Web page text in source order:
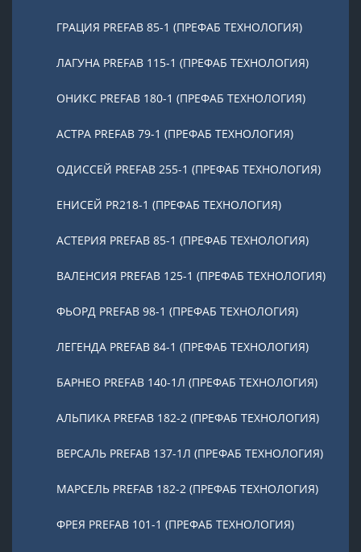
ГРАЦИЯ PREFAB 85-1 (ПРЕФАБ ТЕХНОЛОГИЯ)
ЛАГУНА PREFAB 115-1 (ПРЕФАБ ТЕХНОЛОГИЯ)
ОНИКС PREFAB 180-1 (ПРЕФАБ ТЕХНОЛОГИЯ)
АСТРА PREFAB 79-1 (ПРЕФАБ ТЕХНОЛОГИЯ)
ОДИССЕЙ PREFAB 255-1 (ПРЕФАБ ТЕХНОЛОГИЯ)
ЕНИСЕЙ PR218-1 (ПРЕФАБ ТЕХНОЛОГИЯ)
АСТЕРИЯ PREFAB 85-1 (ПРЕФАБ ТЕХНОЛОГИЯ)
ВАЛЕНСИЯ PREFAB 125-1 (ПРЕФАБ ТЕХНОЛОГИЯ)
ФЬОРД PREFAB 98-1 (ПРЕФАБ ТЕХНОЛОГИЯ)
ЛЕГЕНДА PREFAB 84-1 (ПРЕФАБ ТЕХНОЛОГИЯ)
БАРНЕО PREFAB 140-1Л (ПРЕФАБ ТЕХНОЛОГИЯ)
АЛЬПИКА PREFAB 182-2 (ПРЕФАБ ТЕХНОЛОГИЯ)
ВЕРСАЛЬ PREFAB 137-1Л (ПРЕФАБ ТЕХНОЛОГИЯ)
МАРСЕЛЬ PREFAB 182-2 (ПРЕФАБ ТЕХНОЛОГИЯ)
ФРЕЯ PREFAB 101-1 (ПРЕФАБ ТЕХНОЛОГИЯ)